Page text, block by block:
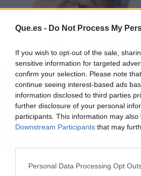
Que.es - Do Not Process My
If you wish to opt-out of the sale,
sensitive information for targeted
confirm your selection. Please note
continue seeing interest-based ads
information disclosed to third parties
further disclosure of your personal
participants. This information may
Downstream Participants that may
Personal Data Processing Opt